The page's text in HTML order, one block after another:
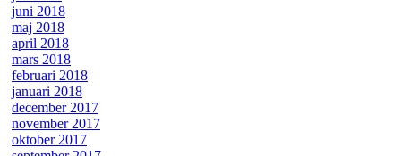
juni 2018
maj 2018
april 2018
mars 2018
februari 2018
januari 2018
december 2017
november 2017
oktober 2017